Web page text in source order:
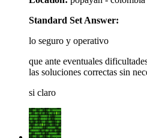
Standard Set Answer:
lo seguro y operativo
que ante eventuales
las soluciones correctas sin
si claro